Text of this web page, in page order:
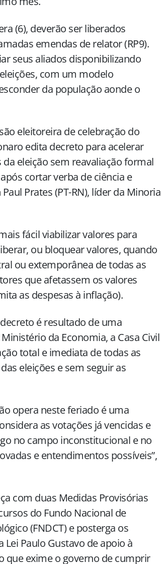
(6), deverão ser liberados
emendas de relator (RP9).
seus aliados disponibilizando
com um modelo
da população aonde o
eleitoreira de celebração do
edita decreto para acelerar
da eleição sem reavaliação formal
cortar verba de ciência e
Prates (PT-RN), líder da Minoria
fácil viabilizar valores para
ou bloquear valores, quando
ou extemporânea de todas as
que afetassem os valores
as despesas à inflação).
é resultado de uma
da Economia, a Casa Civil
total e imediata de todas as
eleições e sem seguir as
opera neste feriado é uma
as votações já vencidas e
no campo inconstitucional e no
e entendimentos possíveis”,
com duas Medidas Provisórias
do Fundo Nacional de
(FNDCT) e posterga os
Paulo Gustavo de apoio à
que exime o governo de cumprir